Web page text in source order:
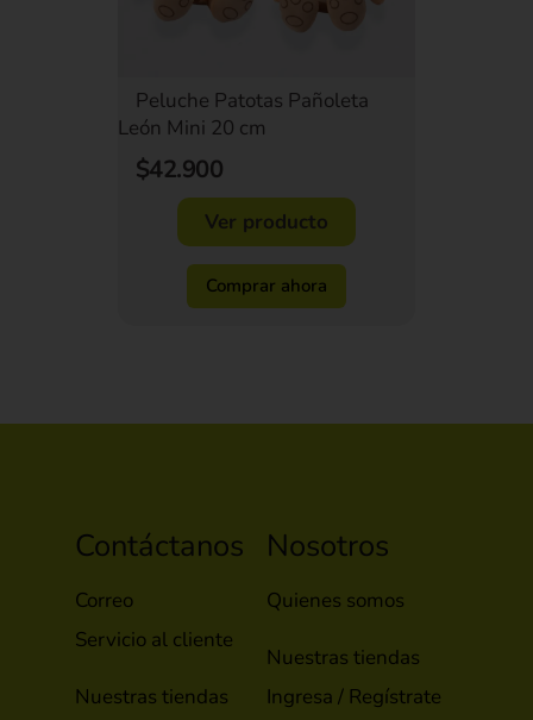
Peluche Patotas Pañoleta
León Mini 20 cm
$42.900
Ver producto
Comprar ahora
Contáctanos
Correo
Servicio al cliente
Nuestras tiendas
Nosotros
Quienes somos
Nuestras tiendas
Ingresa / Regístrate